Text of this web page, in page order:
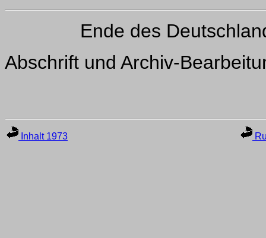
Ende des
Abschrift und Archiv-
Inhalt 1973